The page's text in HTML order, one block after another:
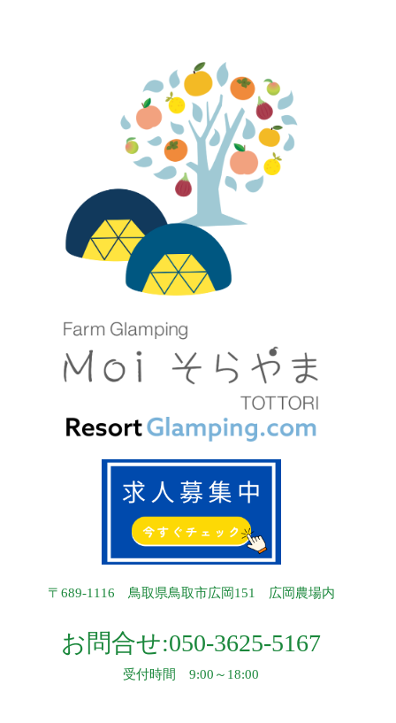
〒689-1116 鳥取県鳥取市広岡151 広岡農場内
お問合せ:050-3625-5167
受付時間 9:00～18:00